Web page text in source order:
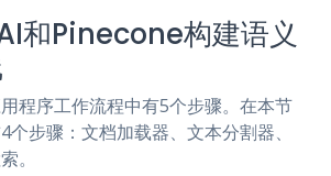
和Pinecone构建语义
程序工作流程中有5个步骤。在本节
个步骤：文档加载器、文本分割器、
。